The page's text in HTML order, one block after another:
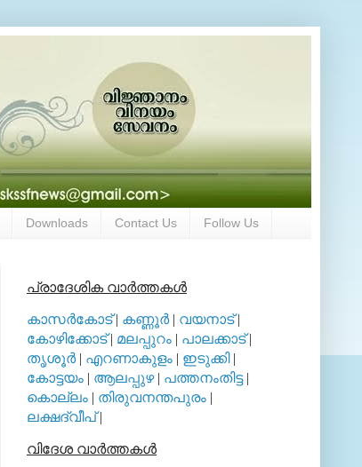
Downloads Contact Us Follow Us
പ്രാദേശിക വാര്‍ത്തകള്‍
കാസര്‍കോട്| കണ്ണൂര്‍| വയനാട്|
കോഴിക്കോട്| മലപ്പുറം | പാലക്കാട്|
തൃശൂര്‍| എറണാകുളം | ഇടുക്കി|
കോട്ടയം | ആലപ്പുഴ| പത്തനംതിട്ട|
കൊല്ലം | തിരുവനന്തപുരം |
ലക്ഷദ്വീപ്|
വിദേശ വാര്‍ത്തകള്‍